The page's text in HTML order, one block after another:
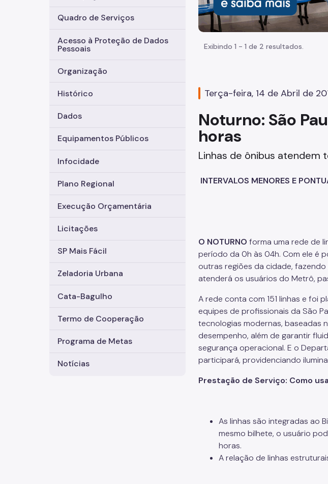
Quadro de Serviços
Acesso à Proteção de Dados
Pessoais
Organização
Histórico
Dados
Equipamentos Públicos
Infocidade
Plano Regional
Execução Orçamentária
Licitações
SP Mais Fácil
Zeladoria Urbana
Cata-Bagulho
Termo de Cooperação
Programa de Metas
Notícias
Exibindo 1 - 1 de 2 resultados.
Terça-feira, 14 de Abril de
Noturno: São
horas
Linhas de ônibus atendem
INTERVALOS MENORES E
O NOTURNO forma uma rede de
período da 0h às 04h. Com ele é
outras regiões da cidade, fazendo
atenderá os usuários do Metrô,
A rede conta com 151 linhas e foi
equipes de profissionais da São
tecnologias modernas, baseadas
desempenho, além de garantir
segurança operacional. E o
participará, providenciando
Prestação de Serviço: Como
As linhas são integradas ao
mesmo bilhete, o usuário
horas.
A relação de linhas